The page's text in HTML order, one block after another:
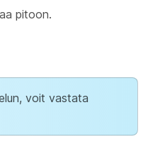
pitoon.
voit vastata